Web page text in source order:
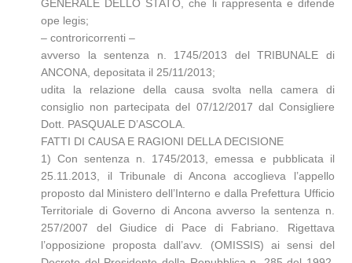
GENERALE DELLO STATO, che li rappresenta e difende
ope legis;
– controricorrenti –
avverso la sentenza n. 1745/2013 del TRIBUNALE di
ANCONA, depositata il 25/11/2013;
udita la relazione della causa svolta nella camera di
consiglio non partecipata del 07/12/2017 dal Consigliere
Dott. PASQUALE D’ASCOLA.
FATTI DI CAUSA E RAGIONI DELLA DECISIONE
1) Con sentenza n. 1745/2013, emessa e pubblicata il
25.11.2013, il Tribunale di Ancona accoglieva l’appello
proposto dal Ministero dell’Interno e dalla Prefettura Ufficio
Territoriale di Governo di Ancona avverso la sentenza n.
257/2007 del Giudice di Pace di Fabriano. Rigettava
l’opposizione proposta dall’avv. (OMISSIS) ai sensi del